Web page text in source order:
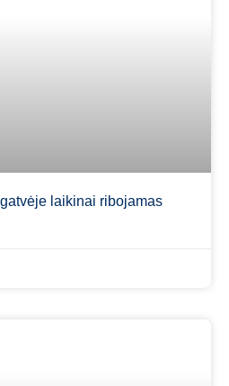
laikinai ribojamas